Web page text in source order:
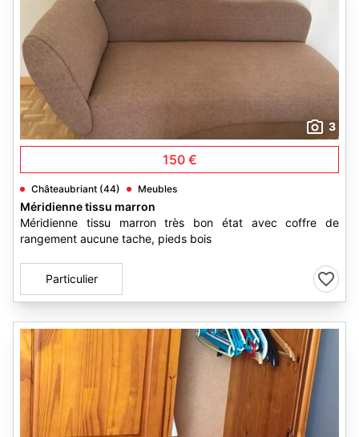
3
150 €
Châteaubriant (44) Meubles
Méridienne tissu marron
Méridienne tissu marron très bon état avec coffre de
rangement aucune tache, pieds bois
Particulier